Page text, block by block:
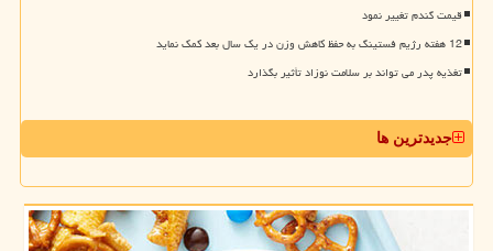
قیمت گندم تغییر نمود
12 هفته رژیم فستینگ به حفظ کاهش وزن در یک سال بعد کمک نماید
تغذیه پدر می تواند بر سلامت نوزاد تأثیر بگذارد
جدیدترین ها